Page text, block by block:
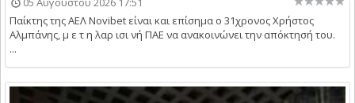
Παίκτης της ΑΕΛ Novibet είναι και επίσημα ο 31χρονος Χρήστος
Αλμπάνης, μ ε τ η λαρ ισι νή ΠΑΕ να ανακοινώνει την απόκτησή του.
...